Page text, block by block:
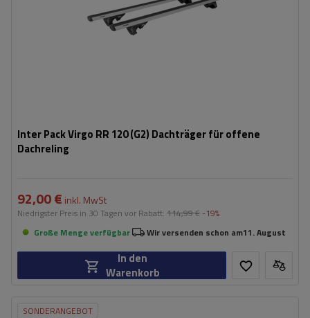
Inter Pack Virgo RR 120 (G2) Dachträger für offene
Dachreling
92,00 € inkl. MwSt
Niedrigster Preis in 30 Tagen vor Rabatt: 114,99 € -19%
Große Menge verfügbar
Wir versenden schon am11. August
In den
Warenkorb
SONDERANGEBOT